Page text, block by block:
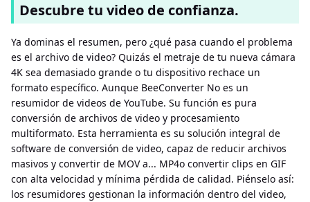
Descubre tu video de confianza.
Ya dominas el resumen, pero ¿qué pasa cuando el problema
es el archivo de video? Quizás el metraje de tu nueva cámara
4K sea demasiado grande o tu dispositivo rechace un
formato específico. Aunque BeeConverter No es un
resumidor de videos de YouTube. Su función es pura
conversión de archivos de video y procesamiento
multiformato. Esta herramienta es su solución integral de
software de conversión de video, capaz de reducir archivos
masivos y convertir de MOV a... MP4o convertir clips en GIF
con alta velocidad y mínima pérdida de calidad. Piénselo así:
los resumidores gestionan la información dentro del video,